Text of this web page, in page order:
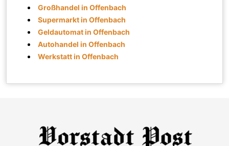
Großhandel in Offenbach
Supermarkt in Offenbach
Geldautomat in Offenbach
Autohandel in Offenbach
Werkstatt in Offenbach